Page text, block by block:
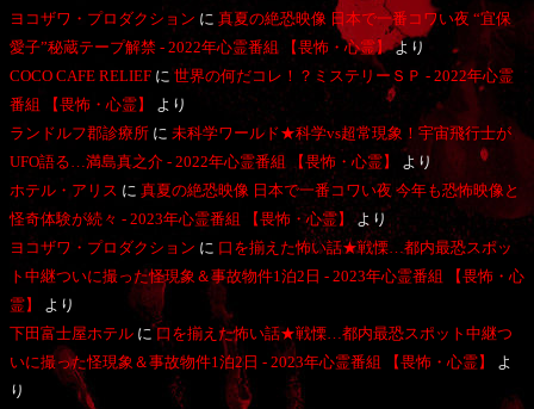
ヨコザワ・プロダクション に 真夏の絶恐映像 日本で一番コワい夜 “宜保
愛子”秘蔵テープ解禁 - 2022年心霊番組 【畏怖・心霊】より
COCO CAFE RELIEF に 世界の何だコレ！？ミステリーＳＰ - 2022年心霊
番組 【畏怖・心霊】
より
ランドルフ郡診療所 に 未科学ワールド★科学vs超常現象！宇宙飛行士が
UFO語る…満島真之介 - 2022年心霊番組 【畏怖・心霊】
より
ホテル・アリス に 真夏の絶恐映像 日本で一番コワい夜 今年も恐怖映像と
怪奇体験が続々 - 2023年心霊番組 【畏怖・心霊】 より
ヨコザワ・プロダクション に 口を揃えた怖い話★戦慄…都内最恐スポッ
ト中継ついに撮った怪現象＆事故物件1泊2日 - 2023年心霊番組 【畏怖・心
霊】
より
下田富士屋ホテル に口を揃えた怖い話★戦慄…都内最恐スポット中継つ
いに撮った怪現象＆事故物件1泊2日 - 2023年心霊番組 【畏怖・心霊】
よ
り